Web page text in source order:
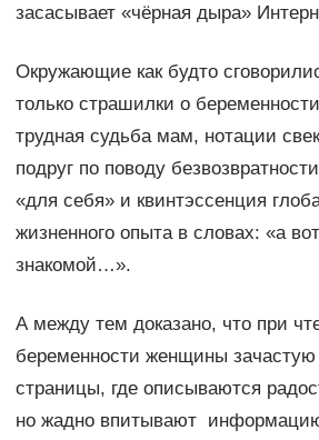
засасывает «чёрная дыра»
Окружающие как будто
только страшилки о
трудная судьба мам, нотации
подруг по поводу
«для себя» и квинтэссенция
жизненного опыта в словах: «а
знакомой…».
А между тем доказано, что при
беременности женщины
страницы, где описываются
но жадно впитывают